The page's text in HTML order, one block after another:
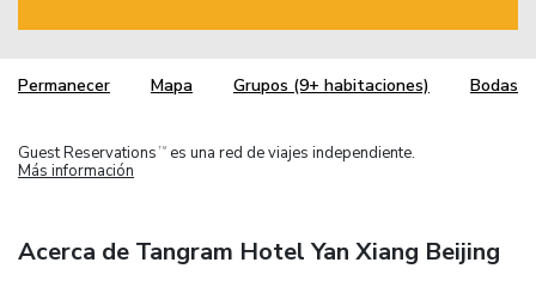
Permanecer Mapa Grupos (9+ habitaciones) Bodas
Guest Reservations TM
es una red de viajes independiente.
Más información
Acerca de Tangram Hotel Yan Xiang Beijing